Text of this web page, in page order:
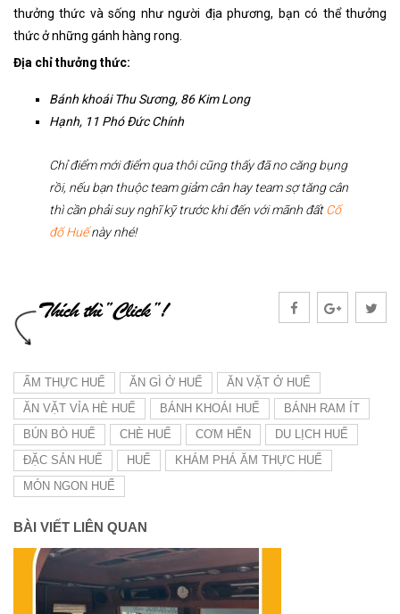
thưởng thức và sống như người địa phương, bạn có thể thưởng
thức ở những gánh hàng rong.
Địa chỉ thưởng thức:
Bánh khoái Thu Sương, 86 Kim Long
Hạnh, 11 Phó Đức Chính
Chỉ điểm mới điểm qua thôi cũng thấy đã no căng bụng
rồi, nếu bạn thuộc team giảm cân hay team sợ tăng cân
thì cần phải suy nghĩ kỹ trước khi đến với mãnh đấtCố
đố Huếnày nhé!
ẨM THỰC HUẾ ĂN GÌ Ở HUẾ
ĂN VẶT Ở HUẾ
ĂN VẶT VỈA HÈ HUẾ
BÁNH KHOÁI HUẾ
BÁNH RAM ÍT
BÚN BÒ HUẾ
CHÈ HUẾ CƠM HẾN
DU LỊCH HUẾ
ĐẶC SẢN HUẾ
HUẾ
KHÁM PHÁ ĂM THỰC HUẾ
MÓN NGON HUẾ
BÀI VIẾT LIÊN QUAN